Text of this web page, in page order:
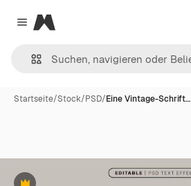
Close menu
Magnific
Startseite/Stock/PSD/Eine Vintage-Schrift…